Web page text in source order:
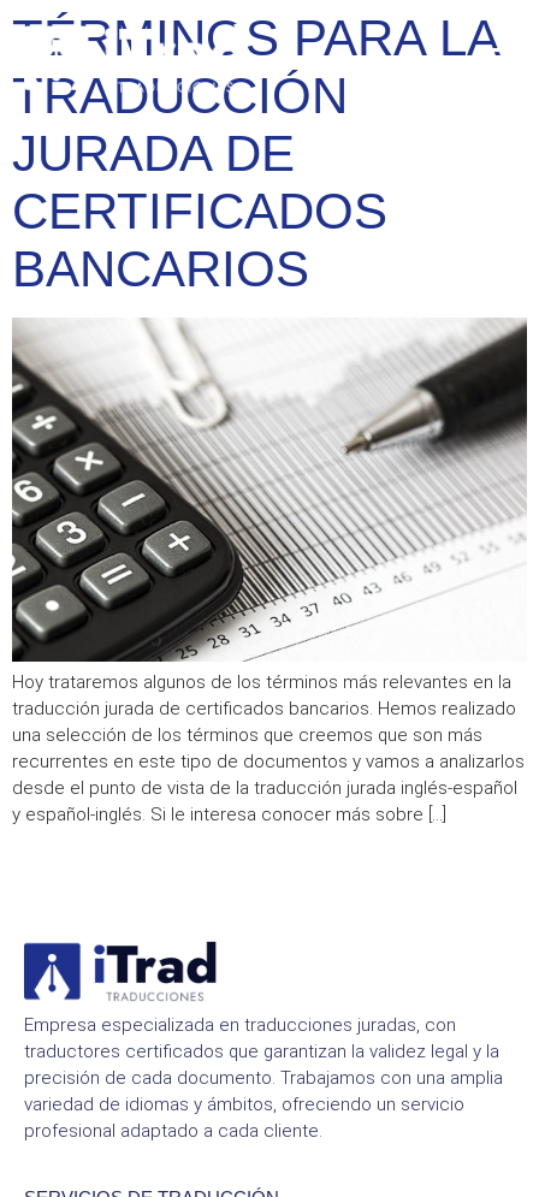
TÉRMINOS PARA LA
TRADUCCIÓN
JURADA DE
CERTIFICADOS
BANCARIOS
Hoy trataremos algunos de los términos más relevantes en la
traducción jurada de certificados bancarios. Hemos realizado
una selección de los términos que creemos que son más
recurrentes en este tipo de documentos y vamos a analizarlos
desde el punto de vista de la traducción jurada inglés-español
y español-inglés. Si le interesa conocer más sobre […]
Empresa especializada en traducciones juradas, con
traductores certificados que garantizan la validez legal y la
precisión de cada documento. Trabajamos con una amplia
variedad de idiomas y ámbitos, ofreciendo un servicio
profesional adaptado a cada cliente.